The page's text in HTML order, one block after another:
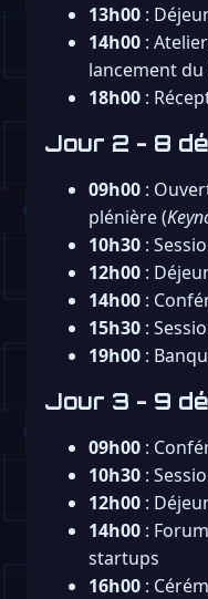
13h00 :
14h00 :
lancement
18h00 :
Jour 2 - 8
09h00 :
plénière (
10h30 :
12h00 :
14h00 :
15h30 :
19h00 :
Jour 3 - 9
09h00 :
10h30 :
12h00 :
14h00 :
startups
16h00 :